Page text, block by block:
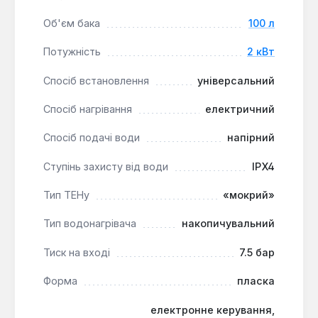
смартфона.
функціональним рішенням для забезпечення
гарячою водою в квартирах, будинках або офісах.
Його універсальність, швидкість нагріву та
розширені можливості керування роблять його
комфорт та технологічність.
Об'єм бака 100 л
Потужність 2 кВт
Спосіб встановлення універсальний
Спосіб нагрівання електричний
Спосіб подачі води напірний
Ступінь захисту від води IPX4
Тип ТЕНу «мокрий»
Тип водонагрівача накопичувальний
Тиск на вході 7.5 бар
Форма пласка
електронне керування,